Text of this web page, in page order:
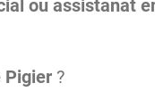
ou assistanat
Pigier ?